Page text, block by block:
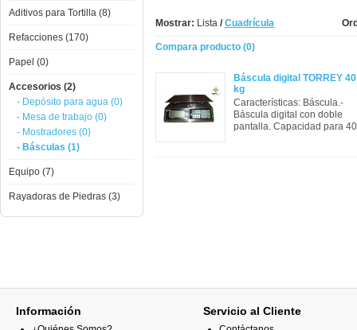
Aditivos para Tortilla (8)
Refacciones (170)
Papel (0)
Accesorios (2)
- Depósito para agua (0)
- Mesa de trabajo (0)
- Mostradores (0)
- Básculas (1)
Equipo (7)
Rayadoras de Piedras (3)
Mostrar: Lista / Cuadrícula
Compara producto (0)
Báscula digital TORREY 40
kg
Características: Báscula.-
Báscula digital con doble
pantalla. Capacidad para
Información Servicio al Cliente